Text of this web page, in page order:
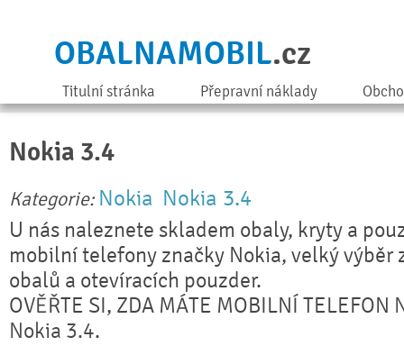
OBALNAMOBIL.cz
Titulní stránka Přepravní náklady
Nokia 3.4
Kategorie: Nokia Nokia 3.4
U nás naleznete skladem obaly, kryty a
mobilní telefony značky Nokia, velký výběr
obalů a otevíracích pouzder.
OVĚŘTE SI, ZDA MÁTE MOBILNÍ TELEFON
Nokia 3.4.